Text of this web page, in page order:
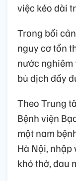
việc kéo dài
Trong bối
nguy cơ tổn
nước
bù dịch đầy
Theo Trung
Bệnh viện
một nam
Hà Nội,
khó thở, đau